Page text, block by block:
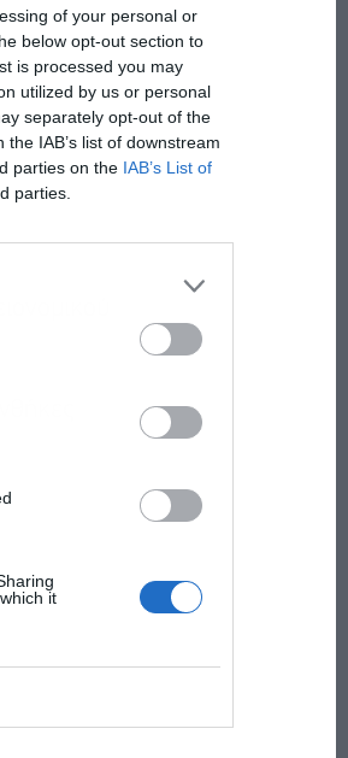
of your personal or
below opt-out section to
is processed you may
utilized by us or personal
separately opt-out of the
IAB’s list of downstream
parties on the IAB’s List of
parties.
it